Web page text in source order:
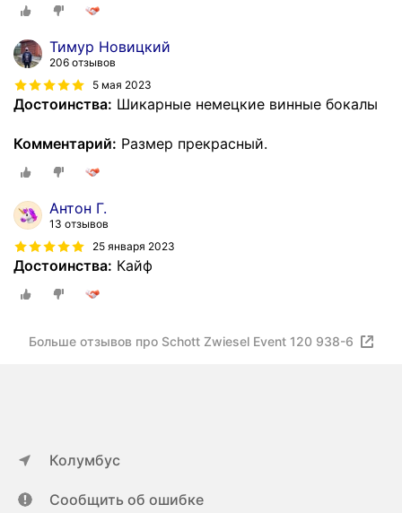
Тимур Новицкий
206 отзывов
5 мая 2023
Достоинства: Шикарные немецкие винные бокалы
Комментарий: Размер прекрасный.
Антон Г.
13 отзывов
25 января 2023
Достоинства: Кайф
Больше отзывов про Schott Zwiesel Event 120 938-6
Колумбус
Сообщить об ошибке